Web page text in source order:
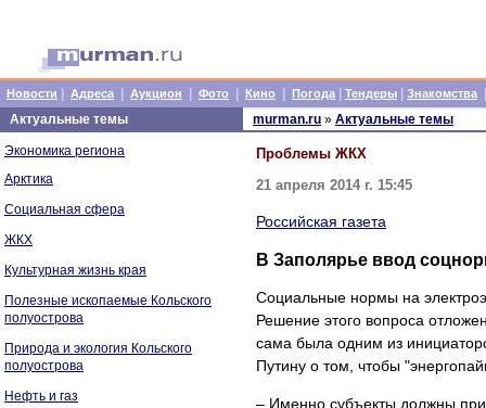
Новости Адреса Аукцион Фото Кино Погода Тендеры Знакомства
Актуальные темы
Экономика региона
Арктика
Социальная сфера
ЖКХ
Культурная жизнь края
Полезные ископаемые Кольского
полуострова
Природа и экология Кольского
полуострова
Нефть и газ
murman.ru » Актуальные темы
Проблемы ЖКХ
21 апреля 2014 г. 15:45
Российская газета
В Заполярье ввод
Социальные нормы на
Решение этого вопроса
сама была одним из
Путину о том, чтобы
– Именно субъекты должны